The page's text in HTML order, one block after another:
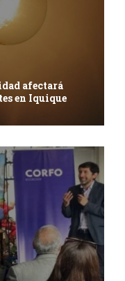
afectará
en Iquique